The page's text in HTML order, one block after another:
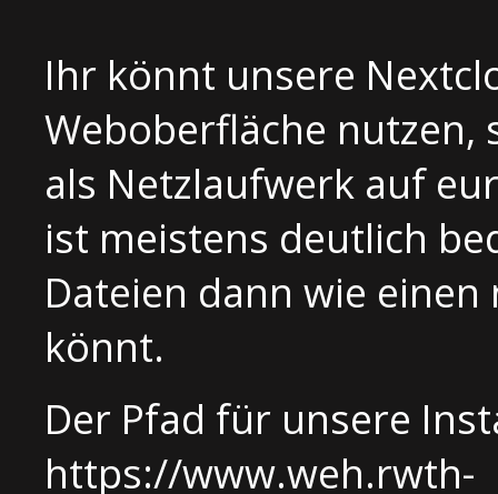
Ihr könnt unsere
Weboberfläche nutzen,
als Netzlaufwerk auf
ist meistens deutlich
Dateien dann wie
könnt.
Der Pfad für unsere
https://www.weh.rwth-